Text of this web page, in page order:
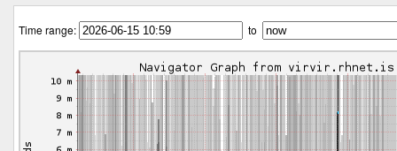
Time range: to